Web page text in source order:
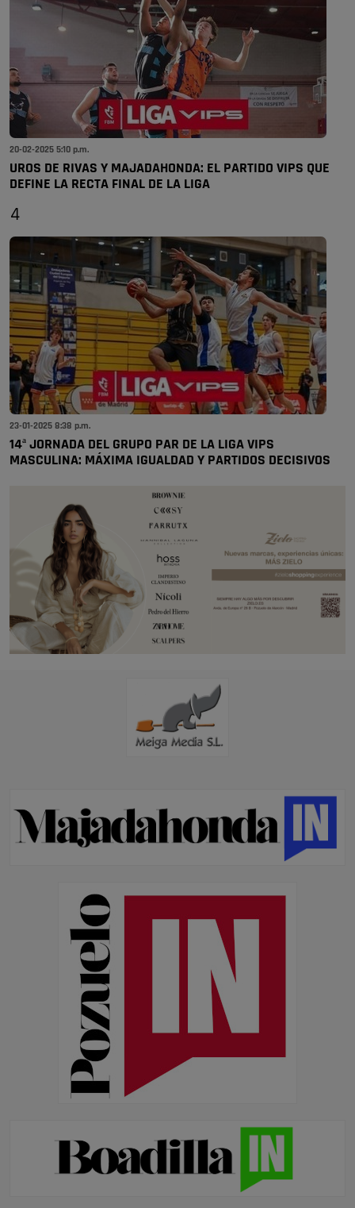
20-02-2025 5:10 p.m.
UROS DE RIVAS Y MAJADAHONDA: EL PARTIDO VIPS QUE
DEFINE LA RECTA FINAL DE LA LIGA
4
23-01-2025 8:38 p.m.
14ª JORNADA DEL GRUPO PAR DE LA LIGA VIPS
MASCULINA: MÁXIMA IGUALDAD Y PARTIDOS DECISIVOS